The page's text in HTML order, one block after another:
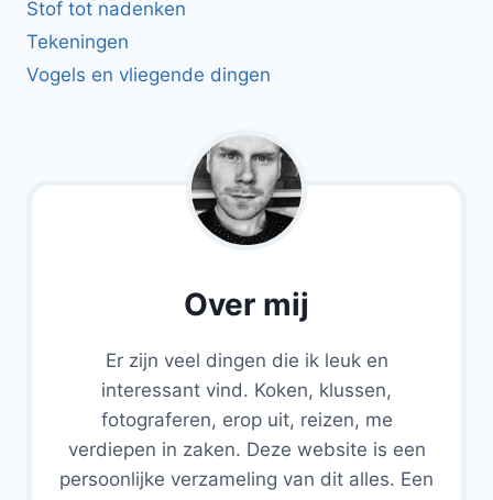
Stof tot nadenken
Tekeningen
Vogels en vliegende dingen
Over mij
Er zijn veel dingen die ik leuk en
interessant vind. Koken, klussen,
fotograferen, erop uit, reizen, me
verdiepen in zaken. Deze website is een
persoonlijke verzameling van dit alles. Een